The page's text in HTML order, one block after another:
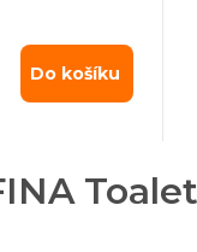
Do košíku